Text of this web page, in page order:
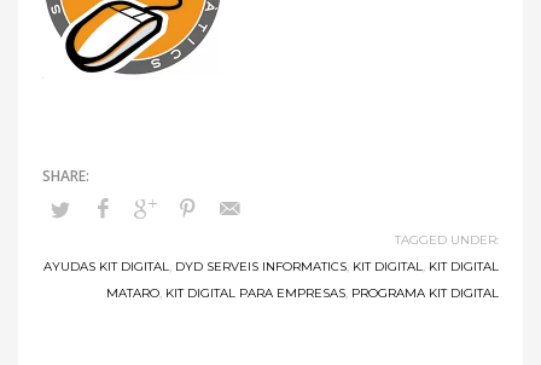
TAGGED UNDER:
AYUDAS KIT DIGITAL, DYD SERVEIS INFORMATICS, KIT DIGITAL, KIT DIGITAL
MATARO, KIT DIGITAL PARA EMPRESAS, PROGRAMA KIT DIGITAL